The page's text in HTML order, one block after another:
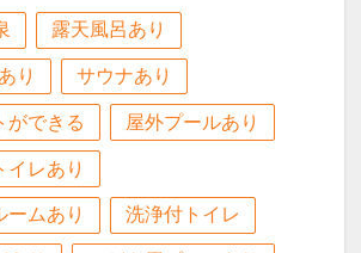
はご利用の際､追加代金が
す。
トの併用可
含まれます。
ビーチ」
の方はスパ施設「ブルーリ
・屋内プール・スポーツジ
券付（通常１日１，５００
の方は滞在中駐車場代金不
つき１台まで ／ 通常１日
露天風呂あり
り サウナあり
ができる 屋外プールあり
イレあり
ームあり 洗浄付トイレ